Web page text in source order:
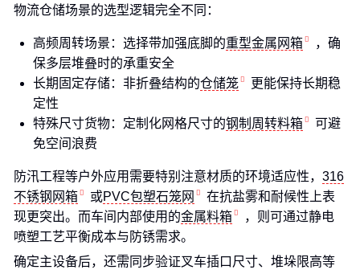
物流仓储场景的选型逻辑完全不同：
高频周转场景：选择带加强底脚的重型金属网箱
，确
保多层堆叠时的承重安全
长期固定存储：非折叠结构的仓储笼
更能保持长期稳
定性
特殊尺寸货物：定制化网格尺寸的钢制周转料箱
可避
免空间浪费
防汛工程等户外应用需要特别注意材质的环境适应性， 316
不锈钢网箱
或PVC包塑石笼网
在抗盐雾和耐候性上表
现更突出。而车间内部使用的金属料箱
，则可通过静电
喷塑工艺平衡成本与防锈需求。
确定主设备后，还需同步验证叉车插口尺寸、堆垛限高等